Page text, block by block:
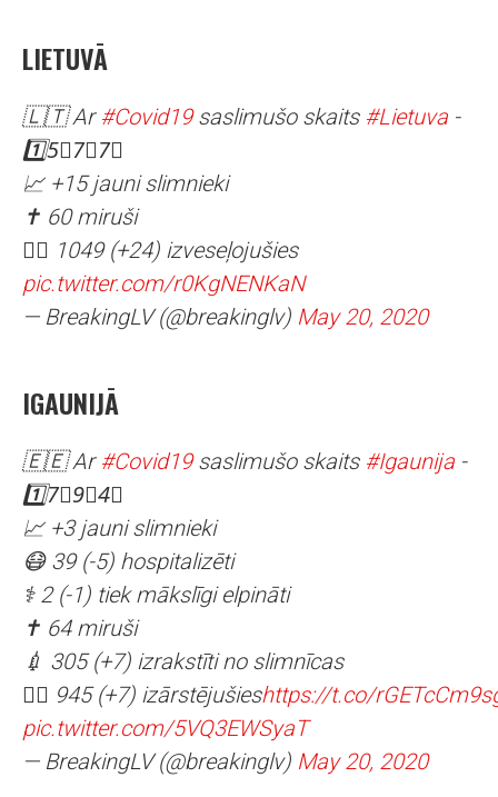
LIETUVĀ
🇱🇹 Ar #Covid19saslimušo skaits #Lietuva -
1️⃣5⃣7⃣7⃣
📈 +15 jauni slimnieki
✝️ 60 miruši
👨‍⚕️ 1049 (+24) izveseļojušies
pic.twitter.com/r0KgNENKaN
— BreakingLV (@breakinglv) May 20, 2020
IGAUNIJĀ
🇪🇪 Ar #Covid19saslimušo skaits #Igaunija -
1️⃣7⃣9⃣4⃣
📈 +3 jauni slimnieki
😷 39 (-5) hospitalizēti
⚕️ 2 (-1) tiek mākslīgi elpināti
✝️ 64 miruši
💉 305 (+7) izrakstīti no slimnīcas
👨‍⚕️ 945 (+7) izārstējušieshttps://t.co/
pic.twitter.com/5VQ3EWSyaT
— BreakingLV (@breakinglv) May 20, 2020